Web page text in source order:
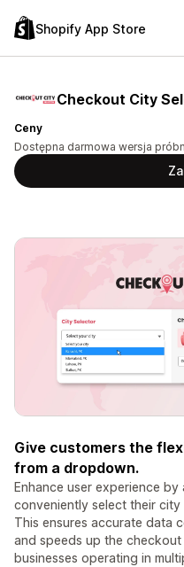
Shopify App Store
Checkout City
Ceny
Dostępna darmowa wersja
Give customers the
from a dropdown.
Enhance user experience
conveniently select their
This ensures accurate data
and speeds up the
businesses operating in